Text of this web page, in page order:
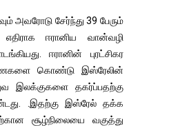
அவரோடு சேர்ந்து 39 பேரும்
ஈரானிய வான்வழி
ஈரானின் புரட்சிகர
கொண்டு இஸ்ரேலின்
இலக்குகளை தகர்ப்பதற்கு
.இதற்கு இஸ்ரேல் தக்க
சூழ்நிலையை வகுத்து